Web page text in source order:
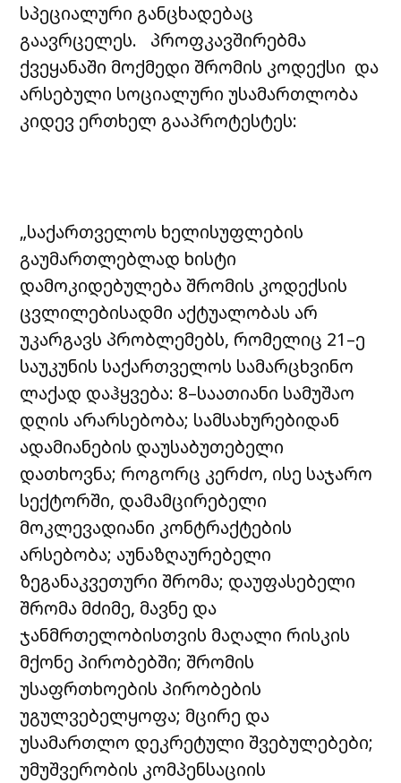
სპეციალური განცხადებაც
გაავრცელეს. პროფკავშირებმა
ქვეყანაში მოქმედი შრომის კოდექსი და
არსებული სოციალური უსამართლობა
კიდევ ერთხელ გააპროტესტეს:
„საქართველოს ხელისუფლების
გაუმართლებლად ხისტი
დამოკიდებულება შრომის კოდექსის
ცვლილებისადმი აქტუალობას არ
უკარგავს პრობლემებს, რომელიც 21–ე
საუკუნის საქართველოს სამარცხვინო
ლაქად დაჰყვება: 8–საათიანი სამუშაო
დღის არარსებობა; სამსახურებიდან
ადამიანების დაუსაბუთებელი
დათხოვნა; როგორც კერძო, ისე საჯარო
სექტორში, დამამცირებელი
მოკლევადიანი კონტრაქტების
არსებობა; აუნაზღაურებელი
ზეგანაკვეთური შრომა; დაუფასებელი
შრომა მძიმე, მავნე და
ჯანმრთელობისთვის მაღალი რისკის
მქონე პირობებში; შრომის
უსაფრთხოების პირობების
უგულვებელყოფა; მცირე და
უსამართლო დეკრეტული შვებულებები;
უმუშვერობის კომპენსაციის